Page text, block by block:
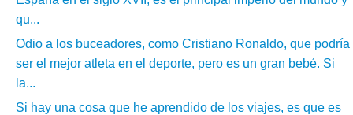
qu...
Odio a los buceadores, como Cristiano Ronaldo, que podría
ser el mejor atleta en el deporte, pero es un gran bebé. Si
la...
Si hay una cosa que he aprendido de los viajes, es que es